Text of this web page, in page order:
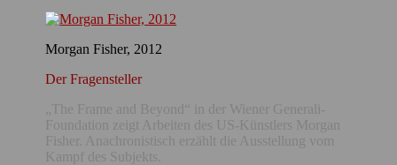
Morgan Fisher, 2012
Der Fragensteller
„The Frame and Beyond“ in der Wiener Generali-
Foundation zeigt Arbeiten des US-Künstlers Morgan
Fisher. Anachronistisch erzählt die Ausstellung vom
Kampf des Subjekts.